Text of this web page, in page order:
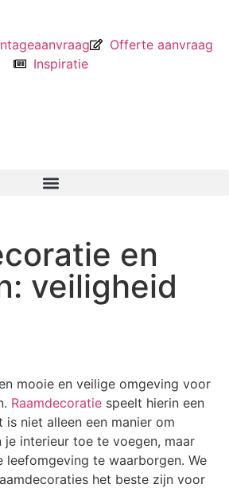
Offerte aanvraag
Inspiratie
en
veiligheid
mooie en veilige omgeving voor
Raamdecoratie speelt hierin een
is niet alleen een manier om
je interieur toe te voegen, maar
leefomgeving te waarborgen. We
het beste zijn voor